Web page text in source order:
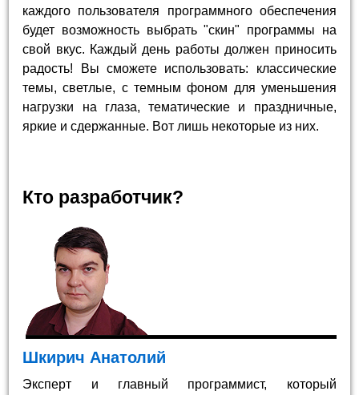
каждого пользователя программного обеспечения
будет возможность выбрать "скин" программы на
свой вкус. Каждый день работы должен приносить
радость! Вы сможете использовать: классические
темы, светлые, с темным фоном для уменьшения
нагрузки на глаза, тематические и праздничные,
яркие и сдержанные. Вот лишь некоторые из них.
Кто разработчик?
Шкирич Анатолий
Эксперт и главный программист, который